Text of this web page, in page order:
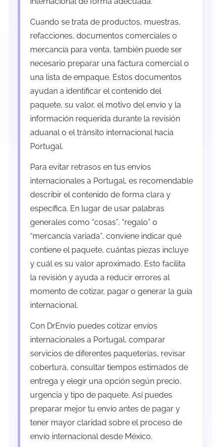
Cuando se trata de productos, muestras,
refacciones, documentos comerciales o
mercancía para venta, también puede ser
necesario preparar una factura comercial o
una lista de empaque. Estos documentos
ayudan a identificar el contenido del
paquete, su valor, el motivo del envío y la
información requerida durante la revisión
aduanal o el tránsito internacional hacia
Portugal.
Para evitar retrasos en tus envíos
internacionales a Portugal, es recomendable
describir el contenido de forma clara y
específica. En lugar de usar palabras
generales como “cosas”, “regalo” o
“mercancía variada”, conviene indicar qué
contiene el paquete, cuántas piezas incluye
y cuál es su valor aproximado. Esto facilita
la revisión y ayuda a reducir errores al
momento de cotizar, pagar o generar la guía
internacional.
Con DrEnvío puedes cotizar envíos
internacionales a Portugal, comparar
servicios de diferentes paqueterías, revisar
cobertura, consultar tiempos estimados de
entrega y elegir una opción según precio,
urgencia y tipo de paquete. Así puedes
preparar mejor tu envío antes de pagar y
tener mayor claridad sobre el proceso de
envío internacional desde México.